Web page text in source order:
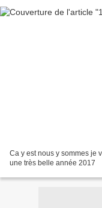
Ca y est nous y sommes je
une très belle année 2017